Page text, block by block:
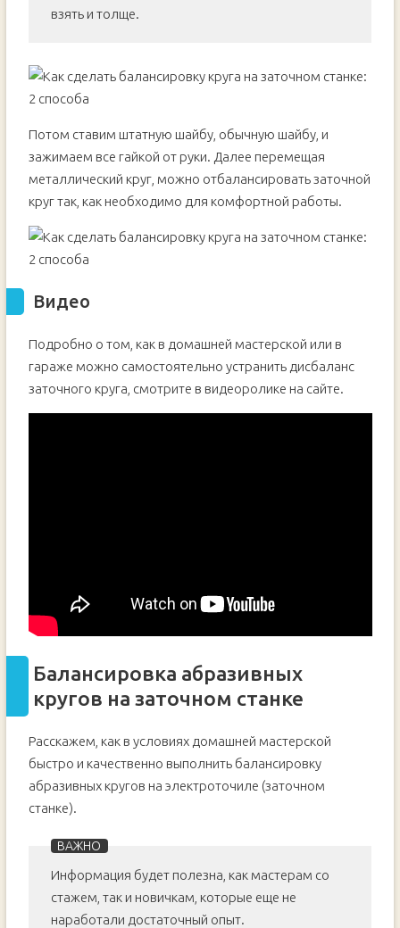
взять и толще.
Потом ставим штатную шайбу, обычную шайбу, и
зажимаем все гайкой от руки. Далее перемещая
металлический круг, можно отбалансировать заточной
круг так, как необходимо для комфортной работы.
Видео
Подробно о том, как в домашней мастерской или в
гараже можно самостоятельно устранить дисбаланс
заточного круга, смотрите в видеоролике на сайте.
Балансировка абразивных
кругов на заточном станке
Расскажем, как в условиях домашней мастерской
быстро и качественно выполнить балансировку
абразивных кругов на электроточиле (заточном
станке).
Информация будет полезна, как мастерам со
стажем, так и новичкам, которые еще не
наработали достаточный опыт.